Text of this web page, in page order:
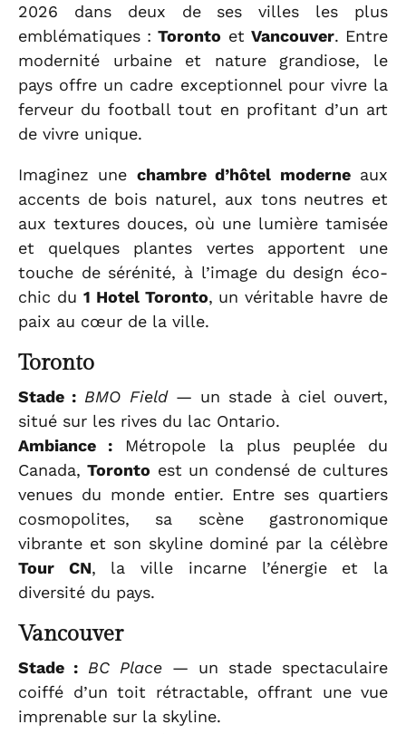
2026 dans deux de ses villes les plus
emblématiques :Toronto et Vancouver. Entre
modernité urbaine et nature grandiose, le
pays offre un cadre exceptionnel pour vivre la
ferveur du football tout en profitant d’un art
de vivre unique.
Imaginez une chambre d’hôtel moderneaux
accents de bois naturel, aux tons neutres et
aux textures douces, où une lumière tamisée
et quelques plantes vertes apportent une
touche de sérénité, à l’image du design éco-
chic du 1 Hotel Toronto, un véritable havre de
paix au cœur de la ville.
Toronto
Stade : BMO Field— un stade à ciel ouvert,
situé sur les rives du lac Ontario.
Ambiance : Métropole la plus peuplée du
Canada,Toronto est un condensé de cultures
venues du monde entier. Entre ses quartiers
cosmopolites, sa scène gastronomique
vibrante et son skyline dominé par la célèbre
Tour CN, la ville incarne l’énergie et la
diversité du pays.
Vancouver
Stade : BC Place — un stade spectaculaire
coiffé d’un toit rétractable, offrant une vue
imprenable sur la skyline.